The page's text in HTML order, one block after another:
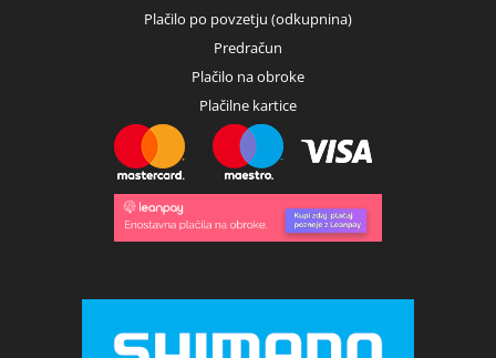
Plačilo po povzetju (odkupnina)
Predračun
Plačilo na obroke
Plačilne kartice